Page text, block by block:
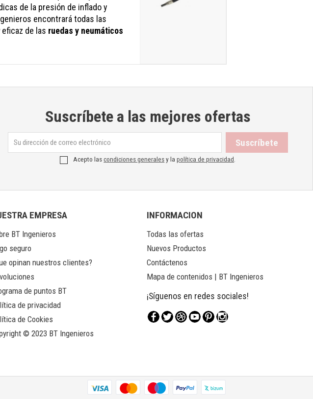
de la presión de inflado y
encontrará todas las
de las ruedas y neumáticos
Suscríbete a las mejores ofertas
Acepto lascondiciones generalesy lapolítica de privacidad.
EMPRESA
BT Ingenieros
seguro
opinan nuestros clientes?
de puntos BT
de privacidad
de Cookies
© 2023 BT Ingenieros
INFORMACION
Todas las ofertas
Nuevos Productos
Contáctenos
Mapa de contenidos | BT Ingenieros
¡Síguenos en redes sociales!
Facebook
Twitter
RssYouTube
PinterestInstagram